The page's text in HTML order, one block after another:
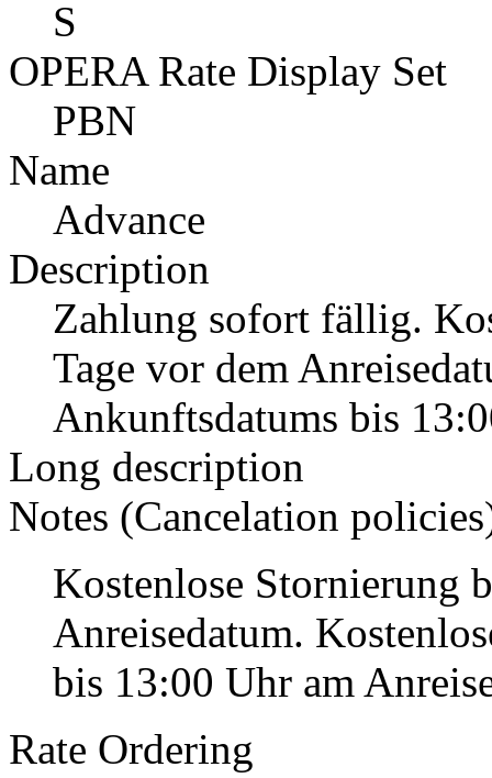
S
OPERA Rate Display Set
PBN
Name
Advance
Description
Zahlung sofort fällig.
Tage vor dem
Ankunftsdatums bis
Long description
Notes (Cancelation
Kostenlose Stornierung
Anreisedatum.
bis 13:00 Uhr am
Rate Ordering